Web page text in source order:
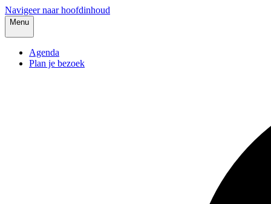
Navigeer naar hoofdinhoud
Menu
Agenda
Plan je bezoek